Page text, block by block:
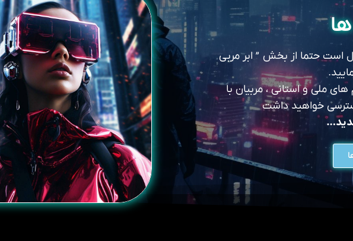
است حتما از بخش ” ابر مربی
ملی و استانی ، مربیان با
خواهید داشت